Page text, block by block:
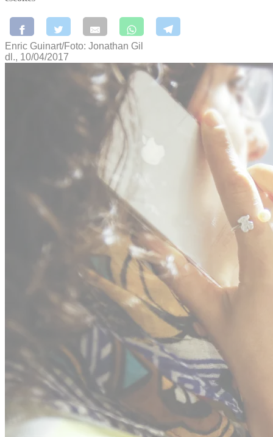
Enric Guinart/Foto: Jonathan Gil
dl., 10/04/2017